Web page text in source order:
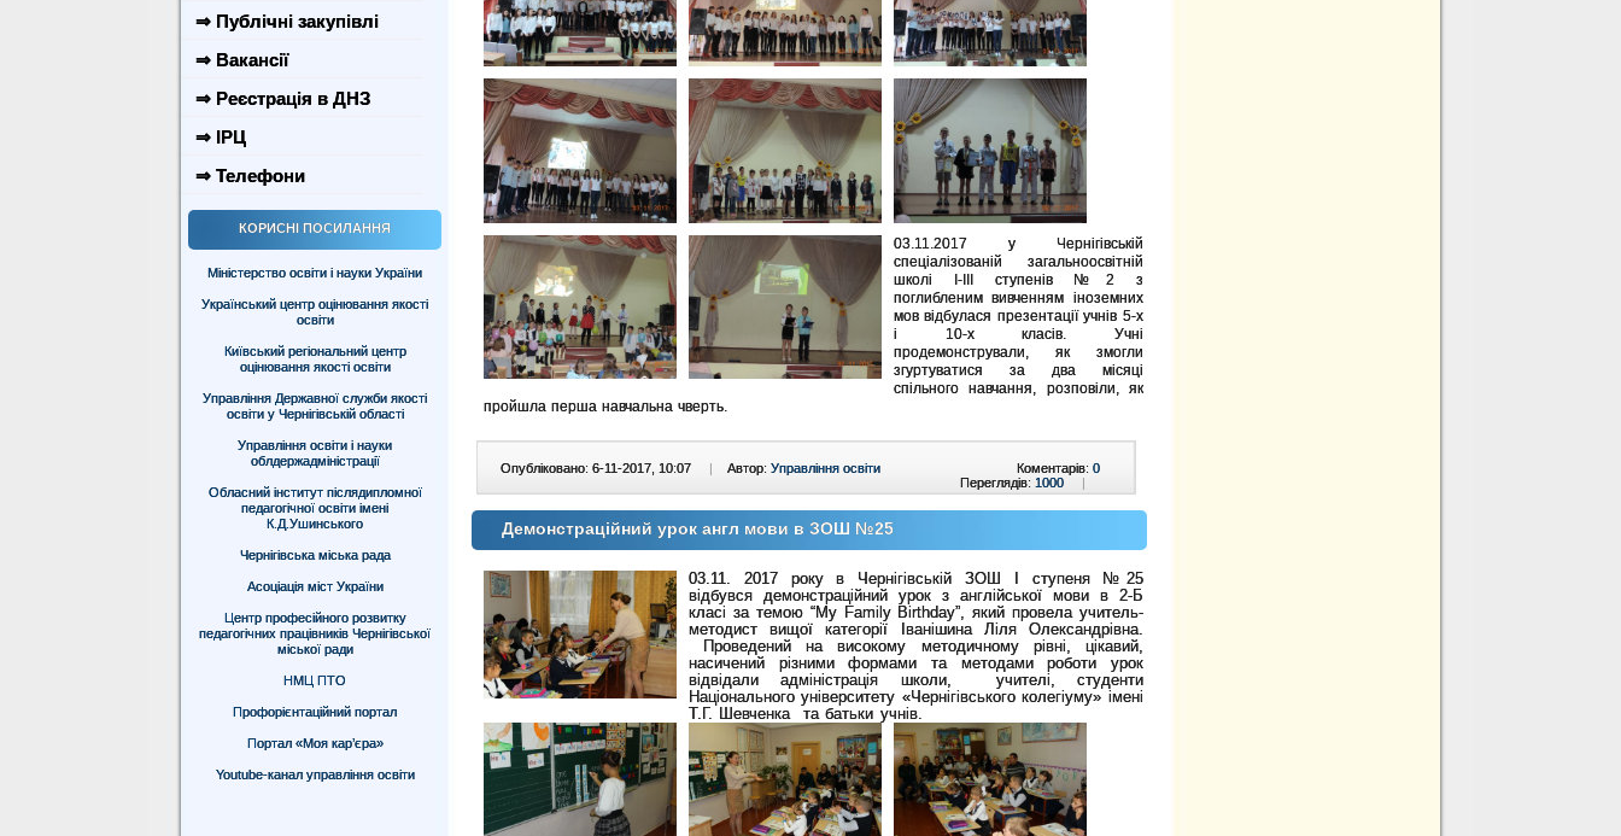
⇒ Публічні закупівлі
⇒ Вакансії
⇒ Реєстрація в ДНЗ
⇒ ІРЦ
⇒ Телефони
КОРИСНІ ПОСИЛАННЯ
Міністерство освіти і науки України
Український центр оцінювання якості
освіти
Київський регіональний центр
оцінювання якості освіти
Управління Державної служби якості
освіти у Чернігівській області
Управління освіти і науки
облдержадміністрації
Обласний інститут післядипломної
педагогічної освіти імені
К.Д.Ушинського
Чернігівська міська рада
Асоціація міст України
Центр професійного розвитку
педагогічних працівників Чернігівської
міської ради
НМЦ ПТО
Профорієнтаційний портал
Портал «Моя кар’єра»
Youtube-канал управління освіти
03.11.2017 у Чернігівській
спеціалізованій загальноосвітній
школі І-ІІІ ступенів №2 з
поглибленим вивченням іноземних
мов відбулася презентації учнів 5-х
і 10-х класів. Учні
продемонстрували, як змогли
згуртуватися за два місяці
спільного навчання, розповіли, як
пройшла перша навчальна чверть.
Опубліковано: 6-11-2017, 10:07 | Автор: Управління освіти Коментарів: 0
Переглядів: 1000 |
Демонстраційний урок англ мови в ЗОШ №25
03.11. 2017 року в Чернігівській ЗОШ І ступеня №25
відбувся демонстраційний урок з англійської мови в 2-Б
класі за темою“My Family Birthday” , який провела учитель-
методист вищої категорії Іванішина Ліля Олександрівна.
Проведений на високому методичному рівні, цікавий,
насичений різними формами та методами роботи урок
відвідали адміністрація школи, учителі, студенти
Національного університету «Чернігівського колегіуму» імені
Т.Г. Шевченка
та батьки учнів.